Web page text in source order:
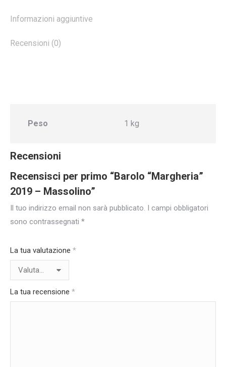
Informazioni aggiuntive
Recensioni (0)
Peso 1 kg
Recensioni
Recensisci per primo “Barolo “Margheria”
2019 – Massolino”
Il tuo indirizzo email non sarà pubblicato. I campi obbligatori
sono contrassegnati *
La tua valutazione *
La tua recensione *